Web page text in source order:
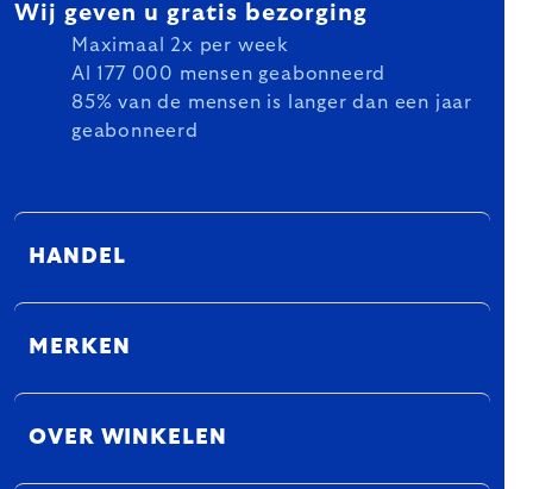
Wij geven u gratis bezorging
Maximaal 2x per week
Al 177 000 mensen geabonneerd
85% van de mensen is langer dan een jaar
geabonneerd
HANDEL
MERKEN
OVER WINKELEN